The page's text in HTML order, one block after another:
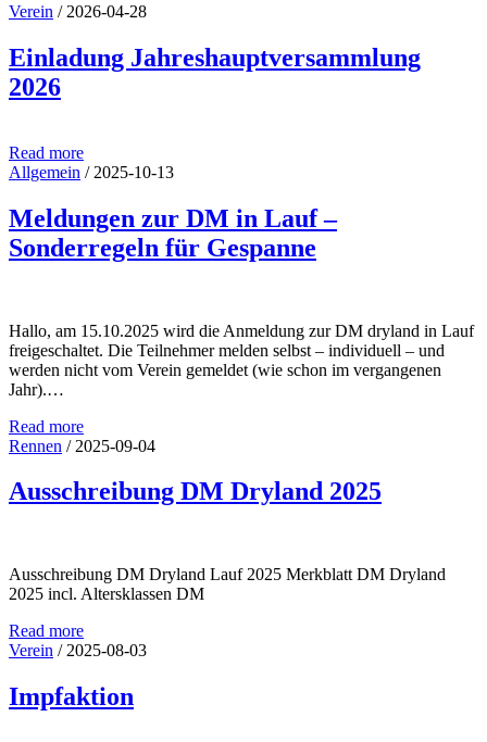
2026-04-28
Continue Reading
Verein / 2026-04-28
Einladung Jahreshauptversammlung
2026
Read more
Allgemein / 2025-10-13
Meldungen zur DM in Lauf –
Sonderregeln für Gespanne
Hallo, am 15.10.2025 wird die Anmeldung zur DM dryland in Lauf
freigeschaltet. Die Teilnehmer melden selbst – individuell – und
werden nicht vom Verein gemeldet (wie schon im vergangenen
Jahr).…
Read more
Rennen / 2025-09-04
Ausschreibung DM Dryland 2025
Ausschreibung DM Dryland Lauf 2025 Merkblatt DM Dryland
2025 incl. Altersklassen DM
Read more
Verein / 2025-08-03
Impfaktion